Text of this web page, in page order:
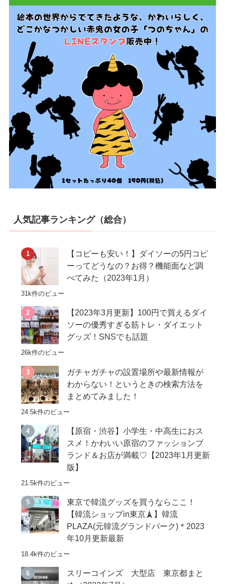
人気記事ランキング（総合）
【コピーも安い！】ダイソーの5円コピ
ーってどうなの？お得？機能面など調
べてみた（2023年1月）
31k件のビュー
【2023年3月更新】100円で買えるダイ
ソーの優秀すぎる筋トレ・ダイエット
グッズ！SNSでも話題
26k件のビュー
ガチャガチャの設置場所や最新情報が
わからない！というときの検索方法を
まとめてみました！
24.5k件のビュー
【原宿・渋谷】小学生・中高生におス
スメ！かわいい原宿のファッションブ
ランド＆お店が満載♡【2023年1月更新
版】
21.5k件のビュー
東京で韓流グッズを買うならここ！
【韓流ショップin東京🗼】韓流
PLAZA(元韓流グランドパーク)＊2023
年10月更新最新
18.4k件のビュー
スリーコインズ 大型店 東京都まと